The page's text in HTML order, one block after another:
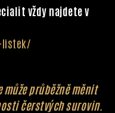
vždy najdete v
listek/
průběžně měnit
čerstvých surovin.